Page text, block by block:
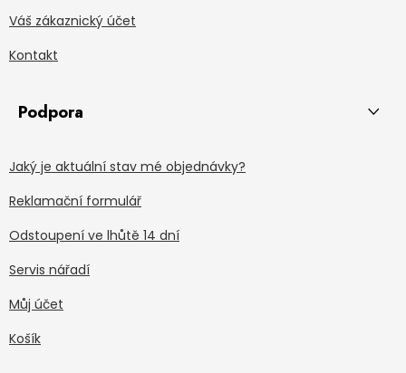
Váš zákaznický účet
Kontakt
Podpora
Jaký je aktuální stav mé objednávky?
Reklamační formulář
Odstoupení ve lhůtě 14 dní
Servis nářadí
Můj účet
Košík